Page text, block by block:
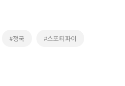
#정국 #스포티파이